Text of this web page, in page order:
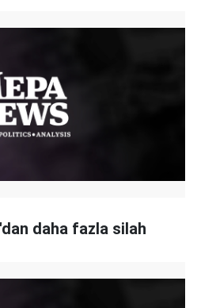
daha fazla silah